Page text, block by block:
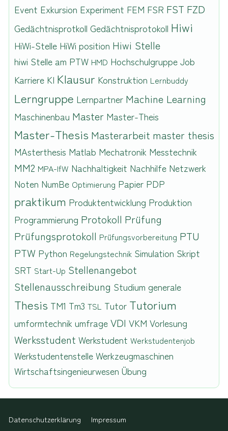
Event Exkursion Experiment FEM FSR FST FZD
Gedächtnisprotkoll Gedächtnisprotokoll Hiwi
HiWi-Stelle HiWi position Hiwi Stelle
hiwi Stelle am PTW HMD Hochschulgruppe Job
Karriere KI Klausur Konstruktion Lernbuddy
Lerngruppe Lernpartner Machine Learning
Maschinenbau Master Master-Theis
Master-Thesis Masterarbeit master thesis
MAsterthesis Matlab Mechatronik Messtechnik
MM2 MPA-IfW Nachhaltigkeit Nachhilfe Netzwerk
Noten NumBe Optimierung Papier PDP
praktikum Produktentwicklung Produktion
Programmierung Protokoll Prüfung
Prüfungsprotokoll Prüfungsvorbereitung PTU
PTW Python Regelungstechnik Simulation Skript
SRT Start-Up Stellenangebot
Stellenausschreibung Studium generale
Thesis TM1 Tm3 TSL Tutor Tutorium
umformtechnik umfrage VDI VKM Vorlesung
Werksstudent Werkstudent Werkstudentenjob
Werkstudentenstelle Werkzeugmaschinen
Wirtschaftsingenieurwesen Übung
Datenschutzerklärung Impressum